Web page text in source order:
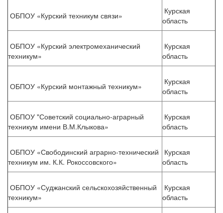
ОБПОУ «Курский техникум связи»
Курская
область
ОБПОУ «Курский электромеханический
техникум»
Курская
область
ОБПОУ «Курский монтажный техникум»
Курская
область
ОБПОУ "Советский социально-аграрный
техникум имени В.М.Клыкова»
Курская
область
ОБПОУ «Свободинский аграрно-технический
техникум им. К.К. Рокоссовского»
Курская
область
ОБПОУ «Суджанский сельскохозяйственный
техникум»
Курская
область